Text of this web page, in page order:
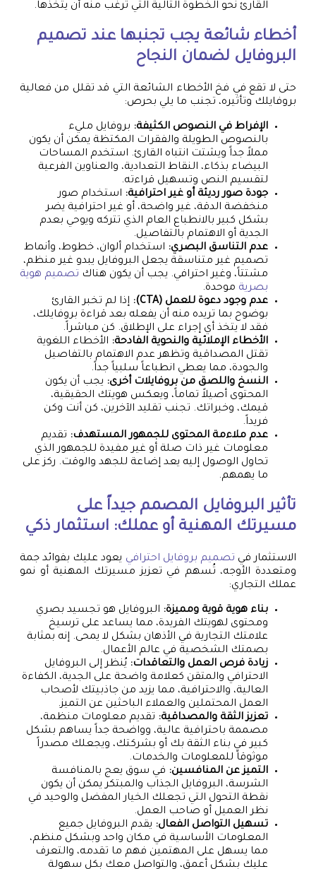
القارئ نحو الخطوة التالية التي ترغب منه أن يتخذها.
أخطاء شائعة يجب تجنبها عند تصميم
البروفايل لضمان النجاح
حتى لا تقع في فخ الأخطاء الشائعة التي قد تقلل من فعالية
بروفايلك وتأثيره، تجنب ما يلي بحرص:
الإفراط في النصوص الكثيفة: بروفايل مليء
بالنصوص الطويلة والفقرات المكتظة يمكن أن يكون
مملاً جداً ويشتت انتباه القارئ. استخدم المساحات
البيضاء بذكاء، النقاط التعدادية، والعناوين الفرعية
لتقسيم النص وتسهيل قراءته.
جودة صور رديئة أو غير احترافية: استخدام صور
منخفضة الدقة، غير واضحة، أو غير احترافية يضر
بشكل كبير بالانطباع العام الذي تتركه ويوحي بعدم
الجدية أو الاهتمام بالتفاصيل.
عدم التناسق البصري: استخدام ألوان، خطوط، وأنماط
تصميم غير متناسقة يجعل البروفايل يبدو غير منظم،
مشتتاً، وغير احترافي. يجب أن يكون هناك تصميم هوية
بصرية موحدة.
عدم وجود دعوة للعمل (CTA):
إذا لم تخبر القارئ
بوضوح بما تريده منه أن يفعله بعد قراءة بروفايلك،
فقد لا يتخذ أي إجراء على الإطلاق. كن مباشراً.
الأخطاء الإملائية والنحوية الفادحة: الأخطاء اللغوية
تقتل المصداقية وتظهر عدم الاهتمام بالتفاصيل
والجودة، مما يعطي انطباعاً سلبياً جداً.
النسخ واللصق من بروفايلات أخرى: يجب أن يكون
المحتوى أصيلاً تماماً، ويعكس هويتك الحقيقية،
قيمك، وخبراتك. تجنب تقليد الآخرين، كن أنت وكن
فريداً.
عدم ملاءمة المحتوى للجمهور المستهدف: تقديم
معلومات غير ذات صلة أو غير مفيدة للجمهور الذي
تحاول الوصول إليه يعد إضاعة للجهد والوقت. ركز على
ما يهمهم.
تأثير البروفايل المصمم جيداً على
مسيرتك المهنية أو عملك: استثمار ذكي
الاستثمار في تصميم بروفايل احترافي يعود عليك بفوائد جمة
ومتعددة الأوجه، تُسهم في تعزيز مسيرتك المهنية أو نمو
عملك التجاري:
بناء هوية قوية ومميزة: البروفايل هو تجسيد بصري
ومحتوى لهويتك الفريدة، مما يساعد على ترسيخ
علامتك التجارية في الأذهان بشكل لا يمحى. إنه بمثابة
بصمتك الشخصية في عالم الأعمال.
زيادة فرص العمل والتعاقدات: يُنظر إلى البروفايل
الاحترافي والمتقن كعلامة واضحة على الجدية، الكفاءة
العالية، والاحترافية، مما يزيد من جاذبيتك لأصحاب
العمل المحتملين والعملاء الباحثين عن التميز.
تعزيز الثقة والمصداقية: تقديم معلومات منظمة،
مصممة باحترافية عالية، وواضحة جداً يساهم بشكل
كبير في بناء الثقة بك أو بشركتك، ويجعلك مصدراً
موثوقاً للمعلومات والخدمات.
التميز عن المنافسين: في سوق يعج بالمنافسة
الشرسة، البروفايل الجذاب والمبتكر يمكن أن يكون
نقطة التحول التي تجعلك الخيار المفضل والوحيد في
نظر العميل أو صاحب العمل.
تسهيل التواصل الفعال: يقدم البروفايل جميع
المعلومات الأساسية في مكان واحد وبشكل منظم،
مما يسهل على المهتمين فهم ما تقدمه، والتعرف
عليك بشكل أعمق، والتواصل معك بكل سهولة